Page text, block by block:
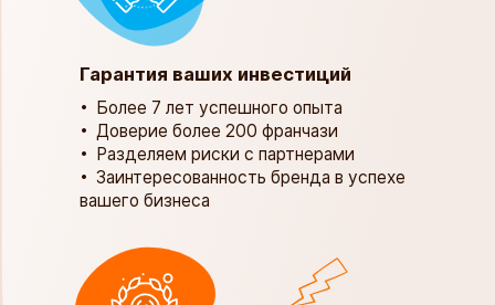
Гарантия ваших инвестиций
​​​​​​​Более 7 лет успешного опыта
Доверие более 200 франчази
Разделяем риски с партнерами
Заинтересованность бренда в успехе
вашего бизнеса